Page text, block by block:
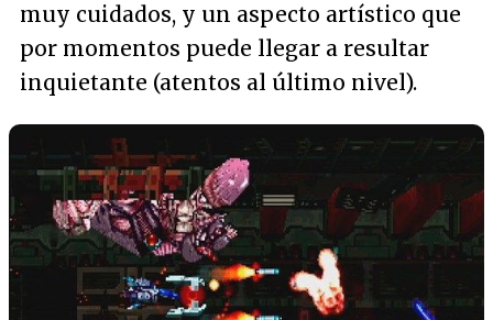
muy cuidados, y un aspecto artístico que
por momentos puede llegar a resultar
inquietante (atentos al último nivel).